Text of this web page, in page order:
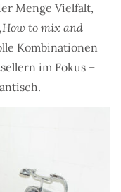
Menge Vielfalt,
to mix and
Kombinationen
im Fokus –